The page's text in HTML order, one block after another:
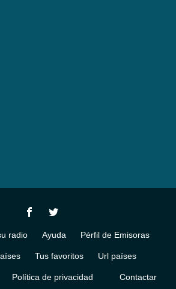
radio Ayuda Pérfil de Emisoras
Tus favoritos Url países
Política de privacidad Contactar